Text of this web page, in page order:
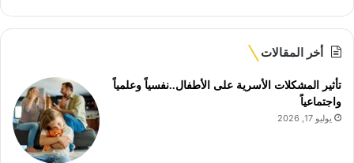
أخر المقالات
تأثير المشكلات الأسرية على الأطفال..نفسياً وعلمياً
واجتماعياً
يوليو 17, 2026